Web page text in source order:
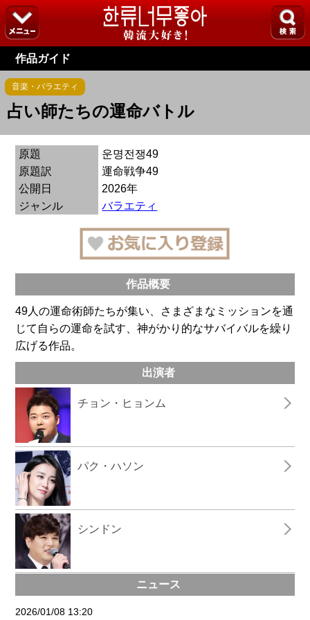
作品ガイド
音楽・バラエティ
占い師たちの運命バトル
原題
운명전쟁49
原題訳
運命戦争49
公開日
2026年
ジャンル
バラエティ
作品概要
49人の運命術師たちが集い、さまざまなミッションを通
じて自らの運命を試す、神がかり的なサバイバルを繰り
広げる作品。
出演者
チョン・ヒョンム
パク・ハソン
シンドン
ニュース
2026/01/08 13:20